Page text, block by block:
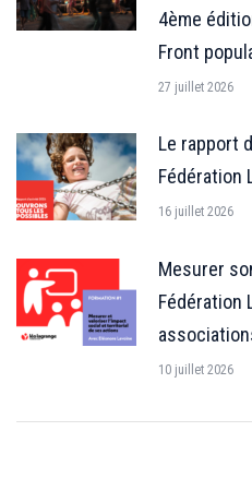
4ème
Front
27 juillet 2026
Le rapport
Fédération
16 juillet 2026
Mesurer
Fédération
10 juillet 2026